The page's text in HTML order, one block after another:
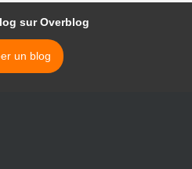
sur Overblog
un blog